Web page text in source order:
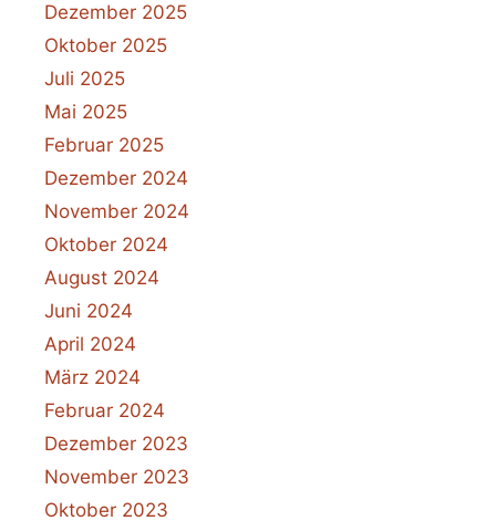
Dezember 2025
Oktober 2025
Juli 2025
Mai 2025
Februar 2025
Dezember 2024
November 2024
Oktober 2024
August 2024
Juni 2024
April 2024
März 2024
Februar 2024
Dezember 2023
November 2023
Oktober 2023